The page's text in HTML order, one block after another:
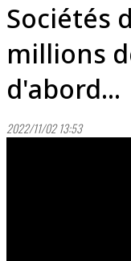
Sociétés
millions
d'abord...
2022/11/02 13:53